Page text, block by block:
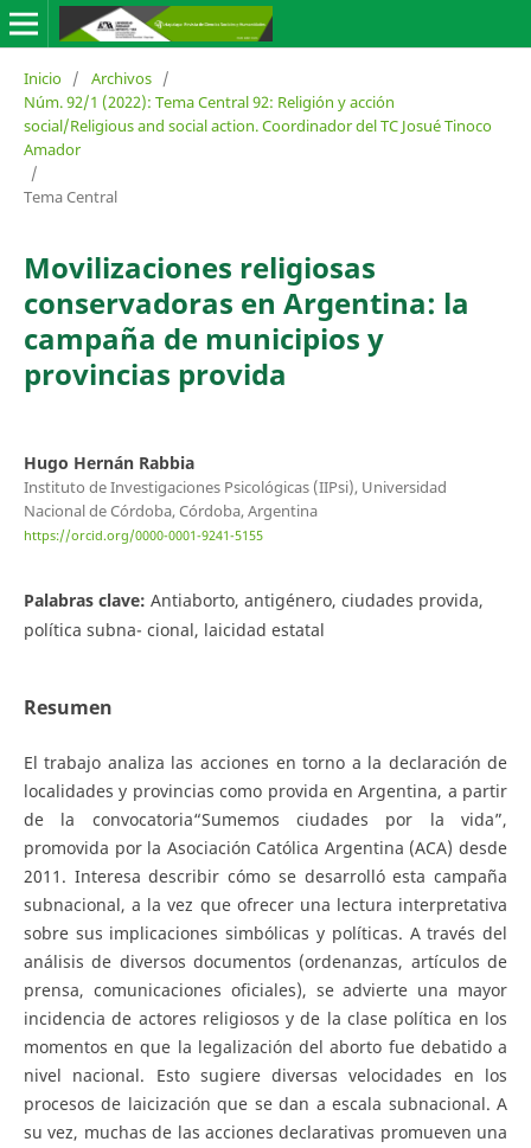
Inicio / Archivos /
Núm. 92/1 (2022): Tema Central 92: Religión y acción
social/Religious and social action. Coordinador del TC Josué Tinoco
Amador
/
Tema Central
Movilizaciones religiosas
conservadoras en Argentina: la
campaña de municipios y
provincias provida
Hugo Hernán Rabbia
Instituto de Investigaciones Psicológicas (IIPsi), Universidad
Nacional de Córdoba, Córdoba, Argentina
https://orcid.org/0000-0001-9241-5155
Palabras clave: Antiaborto, antigénero, ciudades provida,
política subna- cional, laicidad estatal
Resumen
El trabajo analiza las acciones en torno a la declaración de
localidades y provincias como provida en Argentina, a partir
de la convocatoria“Sumemos ciudades por la vida”,
promovida por la Asociación Católica Argentina (ACA) desde
2011. Interesa describir cómo se desarrolló esta campaña
subnacional, a la vez que ofrecer una lectura interpretativa
sobre sus implicaciones simbólicas y políticas. A través del
análisis de diversos documentos (ordenanzas, artículos de
prensa, comunicaciones oficiales), se advierte una mayor
incidencia de actores religiosos y de la clase política en los
momentos en que la legalización del aborto fue debatido a
nivel nacional. Esto sugiere diversas velocidades en los
procesos de laicización que se dan a escala subnacional. A
su vez, muchas de las acciones declarativas promueven una